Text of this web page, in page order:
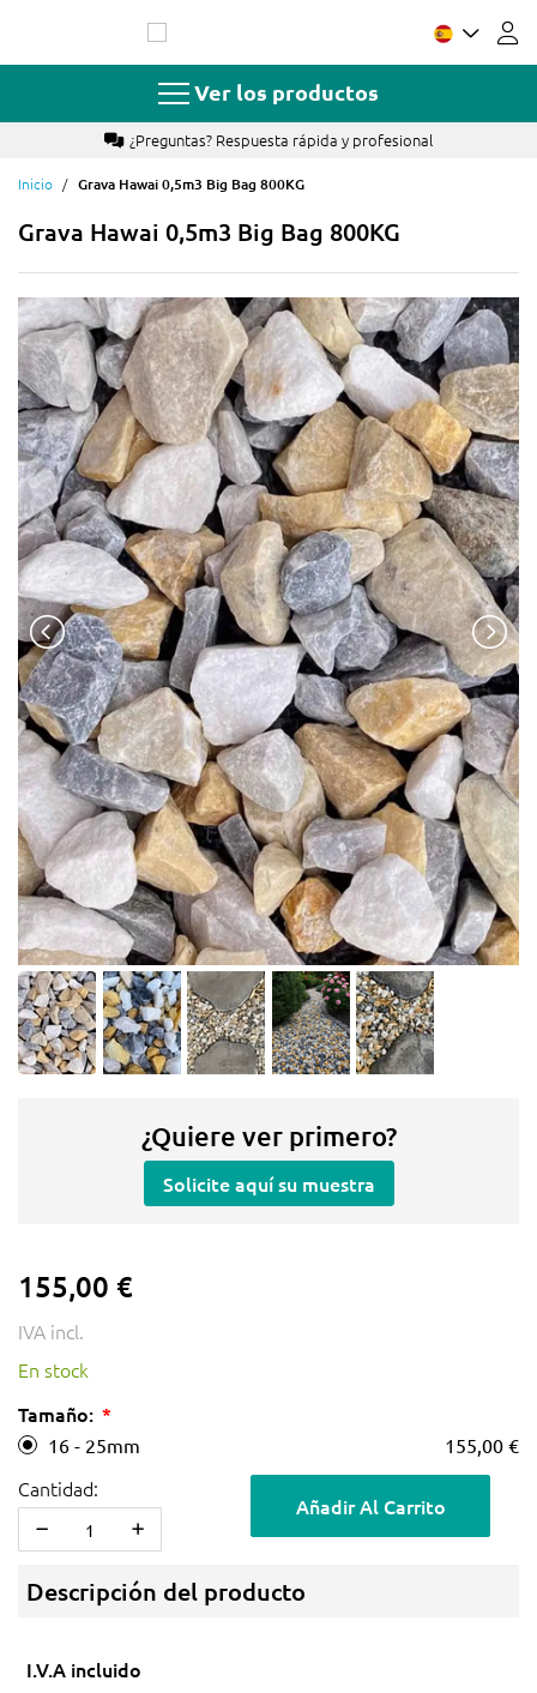
contenido
Ver los productos
¿Preguntas? Respuesta rápida y profesional
Inicio Grava Hawai 0,5m3 Big Bag 800KG
Grava Hawai 0,5m3 Big Bag 800KG
¿Quiere ver primero?
Solicite aquí su muestra
155,00 €
IVA incl.
En stock
Tamaño:
16 - 25mm 155,00 €
Cantidad:
Añadir Al Carrito
Descripción del producto
I.V.A incluido